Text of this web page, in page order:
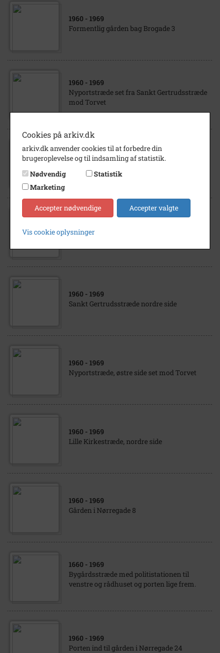
1960 - 1969
Formentlig gården bag Brogade 3
1960 - 1969
Nyportstræde set fra Sankt Gertrudsstræde
mod Torvet
1960- 1969
Nyportstræde set mod Torvet
1960 - 1969
Sankt Gertrudsstræde nordre side
1960 - 1969
Nyportstræde, østre side set mod Torvet
1960 - 1969
Lille Kirkestræde, nordre side
1960 - 1969
Gården i Nørregade 8
1660 - 1969
Bygårdsstræde med politistationen til
venstre og rådhuset og porten lige frem.
1960 - 1969
Porten ind til gården i Nørregade 24
Cookies på arkiv.dk
arkiv.dk anvender cookies til at forbedre din
brugeroplevelse og til indsamling af statistik.
Nødvendig
Statistik
Marketing
Accepter nødvendige Accepter valgte
Vis cookie oplysninger